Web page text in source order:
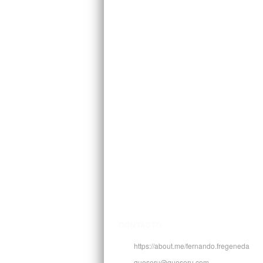
https://about.me/fernando.fregeneda